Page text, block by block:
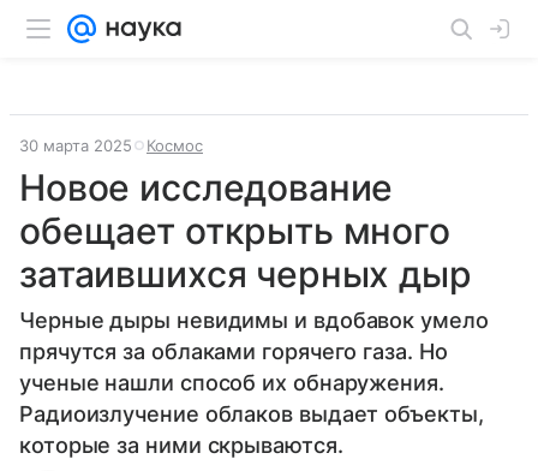
30 марта 2025 Космос
Новое исследование
обещает открыть много
затаившихся черных дыр
Черные дыры невидимы и вдобавок умело
прячутся за облаками горячего газа. Но
ученые нашли способ их обнаружения.
Радиоизлучение облаков выдает объекты,
которые за ними скрываются.